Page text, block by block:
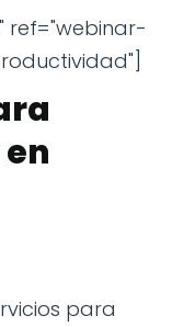
ref="webinar-
para